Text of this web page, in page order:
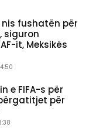
fushatën për
siguron
it, Meksikës
e FIFA-s për
për